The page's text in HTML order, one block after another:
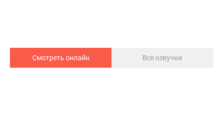
Смотреть онлайн Все озвучки